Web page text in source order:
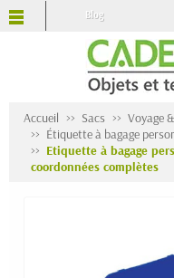
Blog
Accueil Sacs
Voyage
Étiquette à bagage
Etiquette à bagage
coordonnées complètes